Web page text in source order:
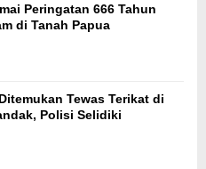
Peringatan 666 Tahun
di Tanah Papua
Tewas Terikat di
Polisi Selidiki